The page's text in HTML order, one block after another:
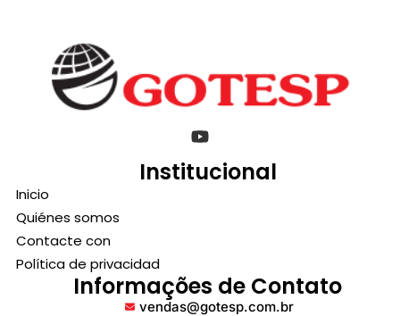
Institucional
Inicio
Quiénes somos
Contacte con
Política de privacidad
Informações de Contato
vendas@gotesp.com.br